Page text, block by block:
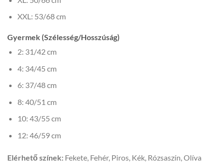
XXL: 53/68 cm
Gyermek (Szélesség/Hosszúság)
2: 31/42 cm
4: 34/45 cm
6: 37/48 cm
8: 40/51 cm
10: 43/55 cm
12: 46/59 cm
Elérhető színek: Fekete, Fehér, Piros, Kék, Rózsaszín, Olíva